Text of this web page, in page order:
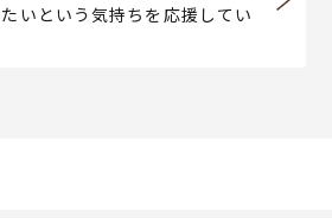
いという気持ちを応援してい